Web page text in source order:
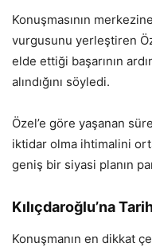
Konuşmasının
vurgusunu yerleştiren
elde ettiği başarının
alındığını söyledi.
Özel’e göre yaşanan
iktidar olma ihtimalini
geniş bir siyasi planın
Kılıçdaroğlu’na
Konuşmanın en dikkat